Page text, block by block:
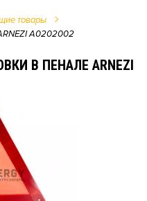
товары
A0202002
В ПЕНАЛЕ ARNEZI